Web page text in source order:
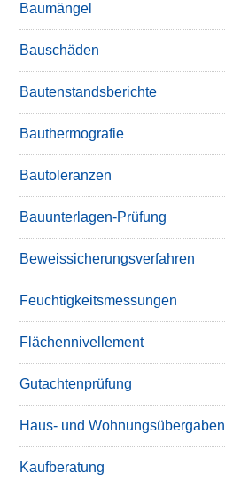
Baumängel
Bauschäden
Bautenstandsberichte
Bauthermografie
Bautoleranzen
Bauunterlagen-Prüfung
Beweissicherungsverfahren
Feuchtigkeitsmessungen
Flächennivellement
Gutachtenprüfung
Haus- und Wohnungsübergaben
Kaufberatung